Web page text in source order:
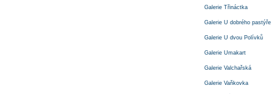
Galerie Třináctka
Galerie U dobrého pastýře
Galerie U dvou Polívků
Galerie Umakart
Galerie Valchařská
Galerie Vaňkovka